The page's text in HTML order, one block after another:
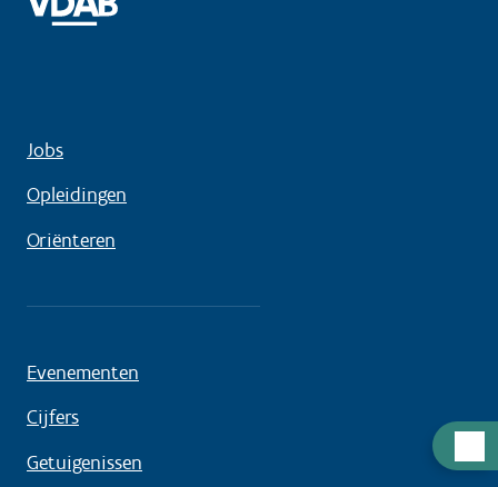
Jobs
Opleidingen
Oriënteren
Evenementen
Cijfers
Getuigenissen